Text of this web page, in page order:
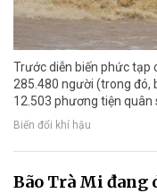
Trước diễn biến phức tạp
285.480 người (trong đó,
12.503 phương tiện quân
Biến đổi khí hậu
Bão Trà Mi